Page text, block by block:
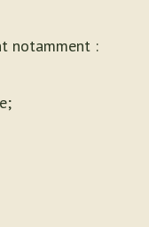
notamment :